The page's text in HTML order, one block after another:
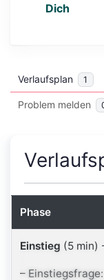
Dich
Verlaufsplan 1
Problem melden
Phase
Einstieg (5 min)
–